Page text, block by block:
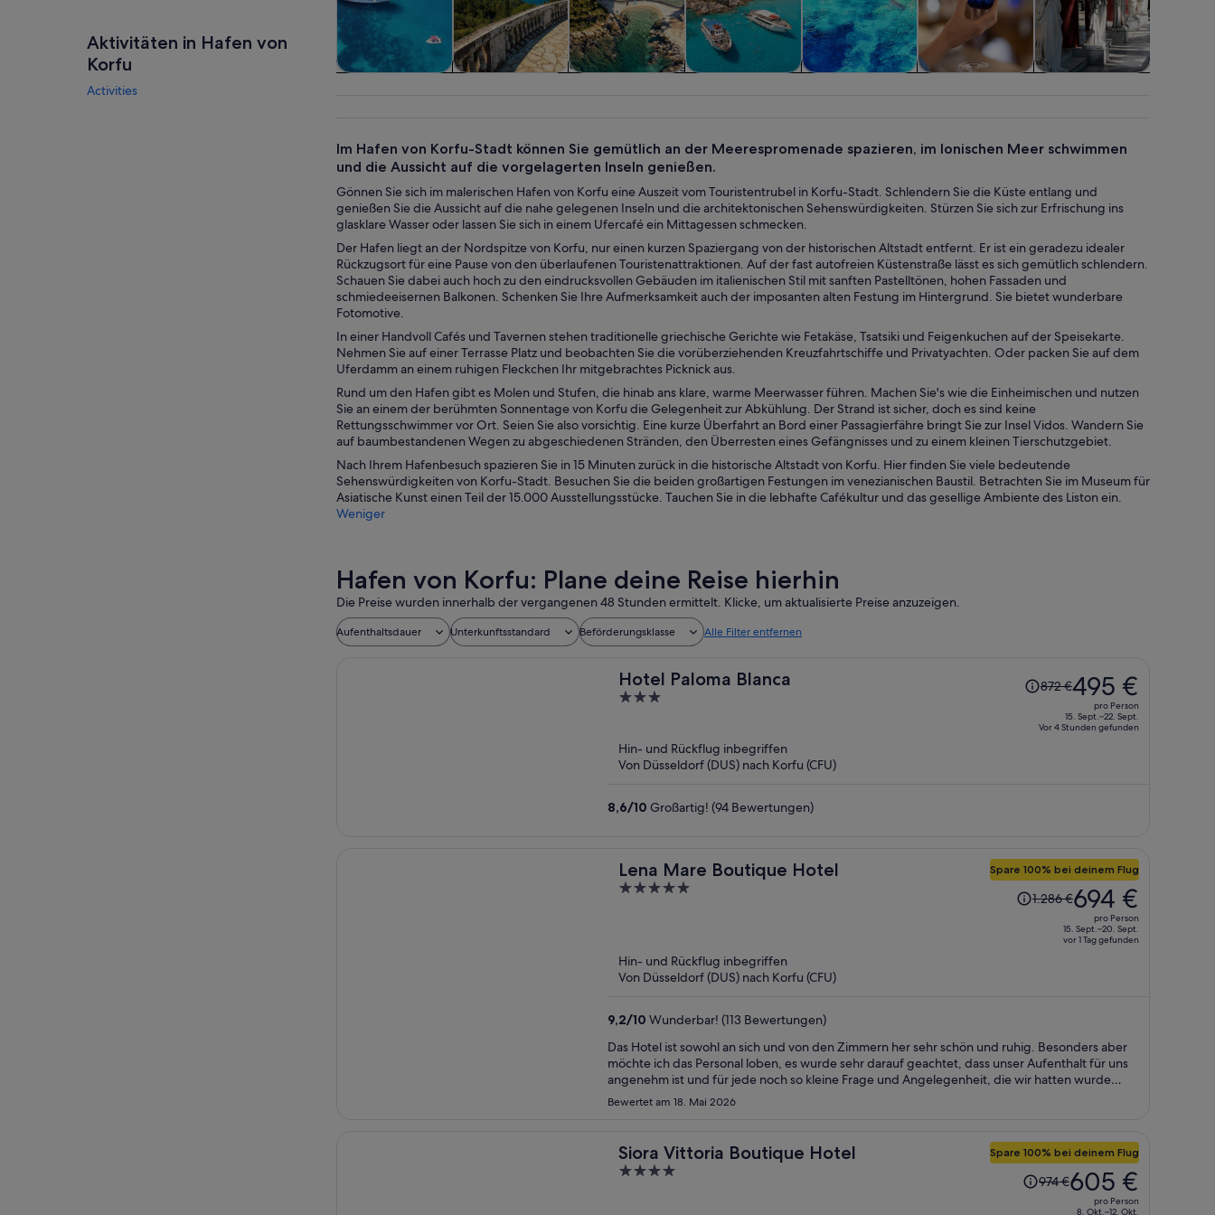
Aktivitäten in Hafen von
Korfu
Activities
Im Hafen von Korfu-Stadt können Sie gemütlich an der Meerespromenade spazieren, im Ionischen Meer schwimmen
und die Aussicht auf die vorgelagerten Inseln genießen.
Gönnen Sie sich im malerischen Hafen von Korfu eine Auszeit vom Touristentrubel in Korfu-Stadt. Schlendern Sie die Küste entlang und
genießen Sie die Aussicht auf die nahe gelegenen Inseln und die architektonischen Sehenswürdigkeiten. Stürzen Sie sich zur Erfrischung ins
glasklare Wasser oder lassen Sie sich in einem Ufercafé ein Mittagessen schmecken.
Der Hafen liegt an der Nordspitze von Korfu, nur einen kurzen Spaziergang von der historischen Altstadt entfernt. Er ist ein geradezu idealer
Rückzugsort für eine Pause von den überlaufenen Touristenattraktionen. Auf der fast autofreien Küstenstraße lässt es sich gemütlich schlendern.
Schauen Sie dabei auch hoch zu den eindrucksvollen Gebäuden im italienischen Stil mit sanften Pastelltönen, hohen Fassaden und
schmiedeeisernen Balkonen. Schenken Sie Ihre Aufmerksamkeit auch der imposanten alten Festung im Hintergrund. Sie bietet wunderbare
Fotomotive.
In einer Handvoll Cafés und Tavernen stehen traditionelle griechische Gerichte wie Fetakäse, Tsatsiki und Feigenkuchen auf der Speisekarte.
Nehmen Sie auf einer Terrasse Platz und beobachten Sie die vorüberziehenden Kreuzfahrtschiffe und Privatyachten. Oder packen Sie auf dem
Uferdamm an einem ruhigen Fleckchen Ihr mitgebrachtes Picknick aus.
Rund um den Hafen gibt es Molen und Stufen, die hinab ans klare, warme Meerwasser führen. Machen Sie's wie die Einheimischen und nutzen
Sie an einem der berühmten Sonnentage von Korfu die Gelegenheit zur Abkühlung. Der Strand ist sicher, doch es sind keine
Rettungsschwimmer vor Ort. Seien Sie also vorsichtig. Eine kurze Überfahrt an Bord einer Passagierfähre bringt Sie zur Insel Vidos. Wandern Sie
auf baumbestandenen Wegen zu abgeschiedenen Stränden, den Überresten eines Gefängnisses und zu einem kleinen Tierschutzgebiet.
Nach Ihrem Hafenbesuch spazieren Sie in 15 Minuten zurück in die historische Altstadt von Korfu. Hier finden Sie viele bedeutende
Sehenswürdigkeiten von Korfu-Stadt. Besuchen Sie die beiden großartigen Festungen im venezianischen Baustil. Betrachten Sie im Museum für
Asiatische Kunst einen Teil der 15.000 Ausstellungsstücke. Tauchen Sie in die lebhafte Cafékultur und das gesellige Ambiente des Liston ein.
Weniger
Hafen von Korfu: Plane deine Reise hierhin
Die Preise wurden innerhalb der vergangenen 48 Stunden ermittelt. Klicke, um aktualisierte Preise anzuzeigen.
Aufenthaltsdauer Unterkunftsstandard Beförderungsklasse Alle Filter entfernen
Hotel Paloma Blanca
3
5
Der
Preis
betrug
872 €,
872 €495 €
pro Person
15. Sept.–22. Sept.
Vor 4 Stunden gefunden
Hin- und Rückflug inbegriffen
Von Düsseldorf (DUS) nach Korfu (CFU)
8,6/10 Großartig! (94 Bewertungen)
Lena Mare Boutique Hotel
5
Spare 100% bei deinem Flug
Der
Preis
1.286 €,
pro
Person
1.286 €694 €
pro Person
15. Sept.–20. Sept.
vor 1 Tag gefunden
Hin- und Rückflug inbegriffen
Von Düsseldorf (DUS) nach Korfu (CFU)
9,2/10 Wunderbar! (113 Bewertungen)
Das Hotel ist sowohl an sich und von den Zimmern her sehr schön und ruhig. Besonders aber
möchte ich das Personal loben, es wurde sehr darauf geachtet, dass unser Aufenthalt für uns
angenehm ist und für jede noch so kleine Frage und Angelegenheit, die wir hatten wurde
schnell eine Lösung gefunden. Unsere Suite ist sehr sauber gewesen und war sehr geräumig,
sehr abwechslungsreich, aber trotzdem ein grundsätzlich sehr gutes Frühstück.
Bewertet am 18. Mai 2026
Siora Vittoria Boutique Hotel
4
Spare 100% bei deinem Flug
Der
Preis974 €605 €
pro Person
8. Okt.–12. Okt.